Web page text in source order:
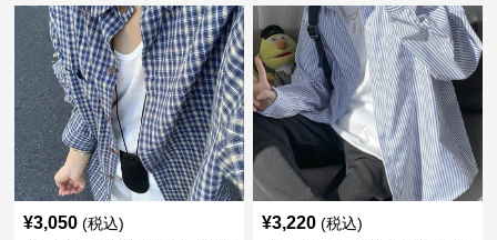
¥3,050 (税込) ¥3,220 (税込)